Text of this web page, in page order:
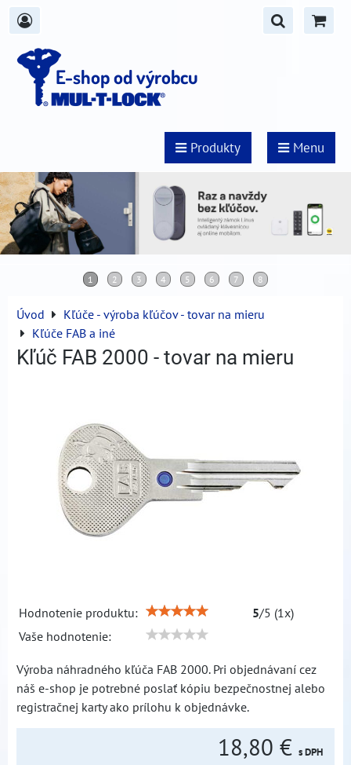
E-shop od výrobcu
Produkty Menu
Úvod
Kľúče - výroba kľúčov - tovar na mieru
Kľúče FAB a iné
Kľúč FAB 2000 - tovar na mieru
Hodnotenie produktu: 5/5 (1 x)
Vaše hodnotenie:
Výroba náhradného kľúča FAB 2000. Pri objednávaní cez
náš e-shop je potrebné poslať kópiu bezpečnostnej alebo
registračnej karty ako prílohu k objednávke.
18,80 € s DPH